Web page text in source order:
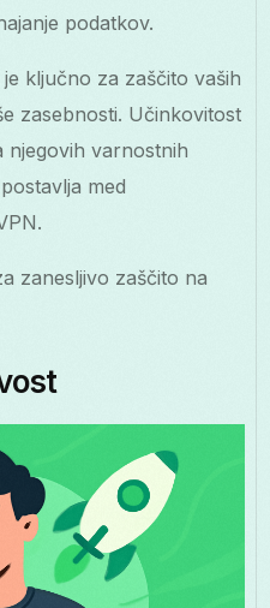
podatkov.
ključno za zaščito vaših
zasebnosti. Učinkovitost
njegovih varnostnih
med
zanesljivo zaščito na